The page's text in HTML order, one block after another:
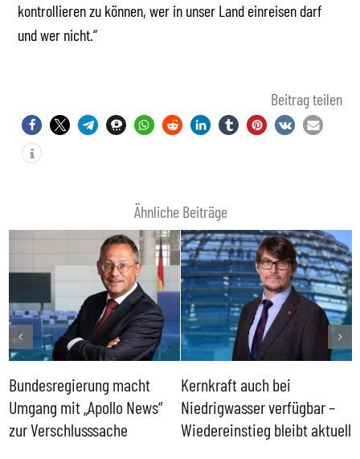
kontrollieren zu können, wer in unser Land einreisen darf
und wer nicht.“
Beitrag teilen
Ähnliche Beiträge
Bundesregierung macht
Umgang mit „Apollo News“
zur Verschlusssache
Kernkraft auch bei
Niedrigwasser verfügbar –
Wiedereinstieg bleibt aktuell